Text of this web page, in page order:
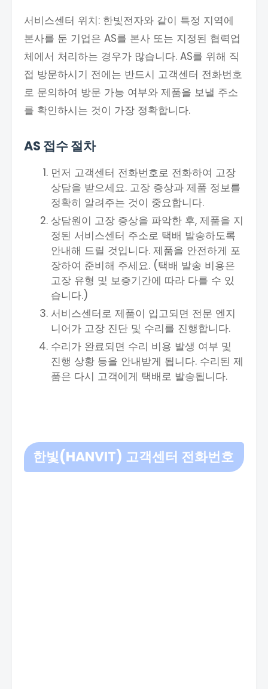
서비스센터 위치: 한빛전자와 같이 특정 지역에
본사를 둔 기업은 AS를 본사 또는 지정된 협력업
체에서 처리하는 경우가 많습니다. AS를 위해 직
접 방문하시기 전에는 반드시 고객센터 전화번호
로 문의하여 방문 가능 여부와 제품을 보낼 주소
를 확인하시는 것이 가장 정확합니다.
AS 접수 절차
먼저 고객센터 전화번호로 전화하여 고장
상담을 받으세요. 고장 증상과 제품 정보를
정확히 알려주는 것이 중요합니다.
상담원이 고장 증상을 파악한 후, 제품을 지
정된 서비스센터 주소로 택배 발송하도록
안내해 드릴 것입니다. 제품을 안전하게 포
장하여 준비해 주세요. (택배 발송 비용은
고장 유형 및 보증기간에 따라 다를 수 있
습니다.)
서비스센터로 제품이 입고되면 전문 엔지
니어가 고장 진단 및 수리를 진행합니다.
수리가 완료되면 수리 비용 발생 여부 및
진행 상황 등을 안내받게 됩니다. 수리된 제
품은 다시 고객에게 택배로 발송됩니다.
한빛(HANVIT) 고객센터 전화번호